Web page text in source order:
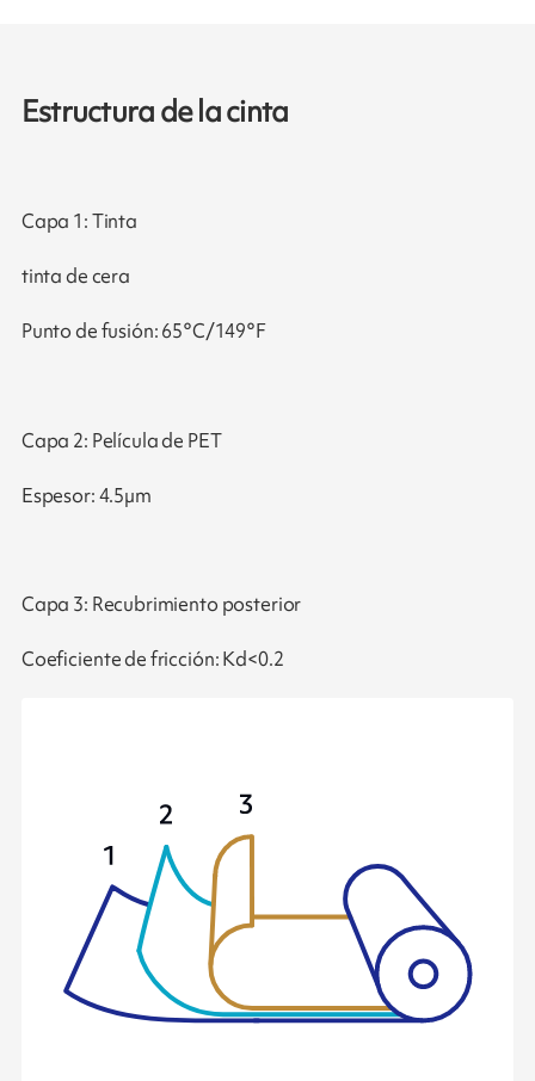
Estructura de la cinta
Capa 1: Tinta
tinta de cera
Punto de fusión: 65°C/149°F
Capa 2: Película de PET
Espesor: 4.5µm
Capa 3: Recubrimiento posterior
Coeficiente de fricción: Kd<0.2